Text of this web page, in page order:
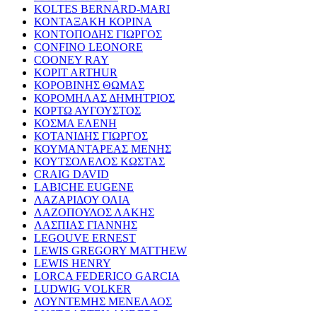
KOLTES BERNARD-MARI
ΚΟΝΤΑΞΑΚΗ ΚΟΡΙΝΑ
ΚΟΝΤΟΠΟΔΗΣ ΓΙΩΡΓΟΣ
CONFINO LEONORE
COONEY RAY
KOPIT ARTHUR
ΚΟΡΟΒΙΝΗΣ ΘΩΜΑΣ
ΚΟΡΟΜΗΛΑΣ ΔΗΜΗΤΡΙΟΣ
ΚΟΡΤΩ ΑΥΓΟΥΣΤΟΣ
ΚΟΣΜΑ ΕΛΕΝΗ
ΚΟΤΑΝΙΔΗΣ ΓΙΩΡΓΟΣ
ΚΟΥΜΑΝΤΑΡΕΑΣ ΜΕΝΗΣ
ΚΟΥΤΣΟΛΕΛΟΣ ΚΩΣΤΑΣ
CRAIG DAVID
LABICHE EUGENE
ΛΑΖΑΡΙΔΟΥ ΟΛΙΑ
ΛΑΖΟΠΟΥΛΟΣ ΛΑΚΗΣ
ΛΑΣΠΙΑΣ ΓΙΑΝΝΗΣ
LEGOUVE ERNEST
LEWIS GREGORY MATTHEW
LEWIS HENRY
LORCA FEDERICO GARCIA
LUDWIG VOLKER
ΛΟΥΝΤΕΜΗΣ ΜΕΝΕΛΑΟΣ